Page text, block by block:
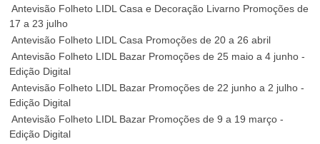
Antevisão Folheto LIDL Casa e Decoração Livarno Promoções de
17 a 23 julho
Antevisão Folheto LIDL Casa Promoções de 20 a 26 abril
Antevisão Folheto LIDL Bazar Promoções de 25 maio a 4 junho -
Edição Digital
Antevisão Folheto LIDL Bazar Promoções de 22 junho a 2 julho -
Edição Digital
Antevisão Folheto LIDL Bazar Promoções de 9 a 19 março -
Edição Digital